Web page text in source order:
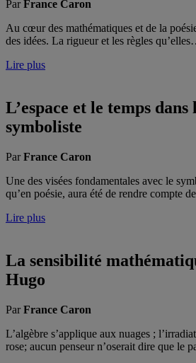
ParFrance Caron
Au cœur des mathématiques et de la
des idées. La rigueur et les règles
Lire plus
L’espace et le temps dans
symboliste
ParFrance Caron
Une des visées fondamentales avec le
qu’en poésie, aura été de rendre compte
Lire plus
La sensibilité
Hugo
ParFrance Caron
L’algèbre s’applique aux nuages ;
rose; aucun penseur n’oserait dire que le